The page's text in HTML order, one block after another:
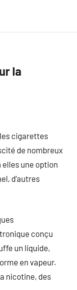
la
cigarettes
de nombreux
une option
d’autres
conçu
un liquide,
en vapeur.
nicotine, des